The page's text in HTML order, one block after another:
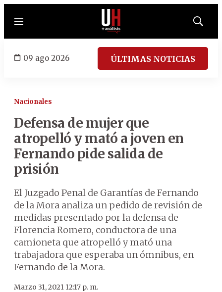
Menú
Mostrar
09 ago 2026 ÚLTIMAS NOTICIAS
Nacionales
Defensa de mujer que
atropelló y mató a joven en
Fernando pide salida de
prisión
El Juzgado Penal de Garantías de Fernando
de la Mora analiza un pedido de revisión de
medidas presentado por la defensa de
Florencia Romero, conductora de una
camioneta que atropelló y mató una
trabajadora que esperaba un ómnibus, en
Fernando de la Mora.
Marzo 31, 2021 12:17 p. m.